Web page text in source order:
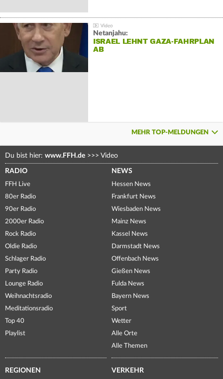
Netanjahu:
ISRAEL LEHNT GAZA-FAHRPLAN
AB
MEHR TOP-MELDUNGEN
Du bist hier: www.FFH.de >>> Video
RADIO
FFH Live
80er Radio
90er Radio
2000er Radio
Rock Radio
Oldie Radio
Schlager Radio
Party Radio
Lounge Radio
Weihnachtsradio
Meditationsradio
Top 40
Playlist
NEWS
Hessen News
Frankfurt News
Wiesbaden News
Mainz News
Kassel News
Darmstadt News
Offenbach News
Gießen News
Fulda News
Bayern News
Sport
Wetter
Alle Orte
Alle Themen
REGIONEN VERKEHR